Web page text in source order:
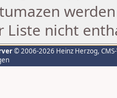
Liste nicht
© 2006-2026 Heinz Herzog,